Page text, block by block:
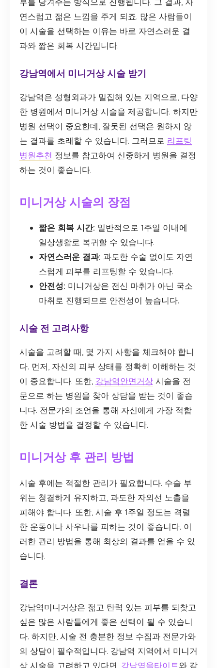
연스럽고 젊은 느낌을 주게 되죠. 많은 사람들이
이 시술을 선택하는 이유는 바로 자연스러운 결
과와 짧은 회복 시간입니다.
강남역에서 미니거상 시술 받기
강남역은 성형외과가 밀집해 있는 지역으로, 다양
한 병원에서 미니거상 시술을 제공합니다. 하지만
병원 선택이 중요한데, 잘못된 선택은 원하지 않
는 결과를 초래할 수 있습니다. 그러므로 리프팅
병원추천 정보를 참고하여 신중하게 병원을 결정
하는 것이 좋습니다.
미니거상 시술의 장점
짧은 회복 시간: 일반적으로 1주일 이내에
일상생활로 복귀할 수 있습니다.
자연스러운 결과: 과도한 수술 없이도 자연
스럽게 피부를 리프팅할 수 있습니다.
안전성: 미니거상은 전신 마취가 아닌 국소
마취로 진행되므로 안전성이 높습니다.
시술 전 고려사항
시술을 고려할 때, 몇 가지 사항을 체크해야 합니
다. 먼저, 자신의 피부 상태를 정확히 이해하는 것
이 중요합니다. 또한, 강남역안면거상 시술을 전
문으로 하는 병원을 찾아 상담을 받는 것이 좋습
니다. 전문가의 조언을 통해 자신에게 가장 적합
한 시술 방법을 결정할 수 있습니다.
미니거상 후 관리 방법
시술 후에는 적절한 관리가 필요합니다. 수술 부
위는 청결하게 유지하고, 과도한 자외선 노출을
피해야 합니다. 또한, 시술 후 1주일 정도는 격렬
한 운동이나 사우나를 피하는 것이 좋습니다. 이
러한 관리 방법을 통해 최상의 결과를 얻을 수 있
습니다.
결론
강남역미니거상은 젊고 탄력 있는 피부를 되찾고
싶은 많은 사람들에게 좋은 선택이 될 수 있습니
다. 하지만, 시술 전 충분한 정보 수집과 전문가와
의 상담이 필수적입니다. 강남역 지역에서 미니거
상 시술을 고려하고 있다면, 강남역올타이트와 같